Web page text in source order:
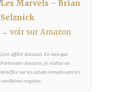
Les Marvels – Brian
Selznick
→ voir sur Amazon
Lien affilié Amazon. En tant que
Partenaire Amazon, je réalise un
bénéfice sur les achats remplissant les
conditions requises.